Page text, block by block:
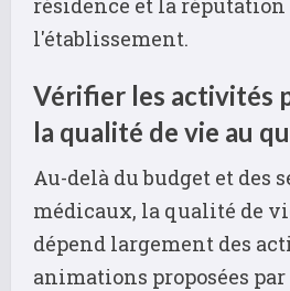
l'établissement.
Vérifier les activités
la qualité de vie au
Au-delà du budget et des
médicaux, la qualité de
dépend largement des
animations proposées